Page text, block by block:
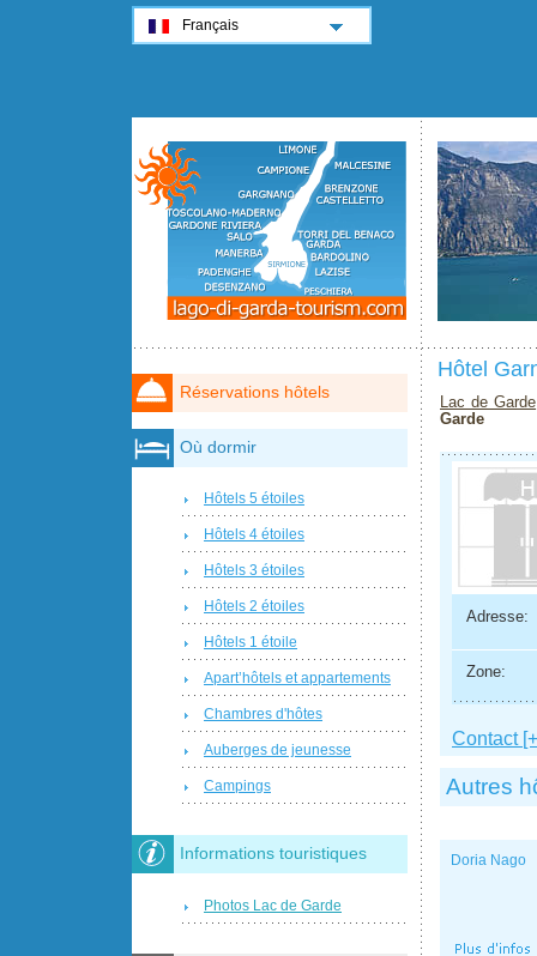
Hôtel
Lac de Garde
Garde
Adresse:
Zone:
Contact
Autres
Doria Nago
Réservations hôtels
Où dormir
Hôtels 5 étoiles
Hôtels 4 étoiles
Hôtels 3 étoiles
Hôtels 2 étoiles
Hôtels 1 étoile
Apart’hôtels et appartements
Chambres d'hôtes
Auberges de jeunesse
Campings
Informations touristiques
Photos Lac de Garde
Français